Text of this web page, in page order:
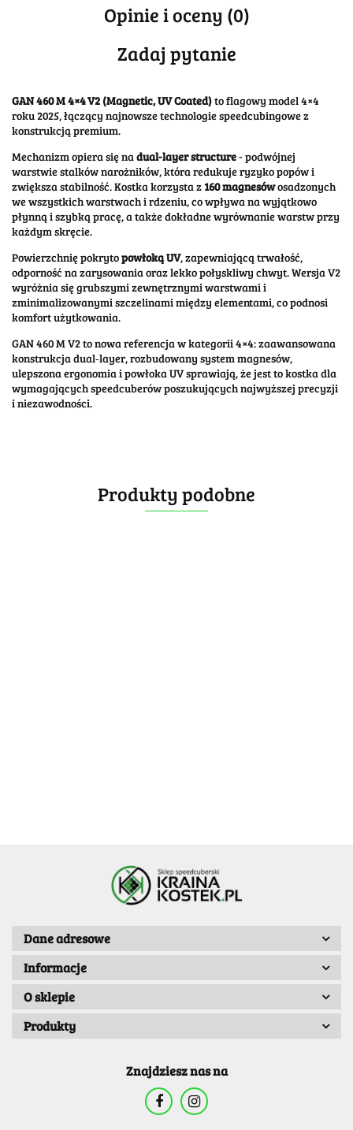
Opinie i oceny (0)
Zadaj pytanie
GAN 460 M 4×4 V2 (Magnetic, UV Coated)to flagowy model 4×4
roku 2025, łączący najnowsze technologie speedcubingowe z
konstrukcją premium.
Mechanizm opiera się nadual-layer structure- podwójnej
warstwie stalków narożników, która redukuje ryzyko popów i
zwiększa stabilność. Kostka korzysta z160 magnesówosadzonych
we wszystkich warstwach i rdzeniu, co wpływa na wyjątkowo
płynną i szybką pracę, a także dokładne wyrównanie warstw przy
każdym skręcie.
Powierzchnię pokrytopowłoką UV, zapewniającą trwałość,
odporność na zarysowania oraz lekko połyskliwy chwyt. Wersja V2
wyróżnia się grubszymi zewnętrznymi warstwami i
zminimalizowanymi szczelinami między elementami, co podnosi
komfort użytkowania.
GAN 460 M V2 to nowa referencja w kategorii 4×4: zaawansowana
konstrukcja dual‑layer, rozbudowany system magnesów,
ulepszona ergonomia i powłoka UV sprawiają, że jest to kostka dla
wymagających speedcuberów poszukujących najwyższej precyzji
i niezawodności.
Produkty podobne
Dane adresowe
Informacje
O sklepie
Produkty
Znajdziesz nas na